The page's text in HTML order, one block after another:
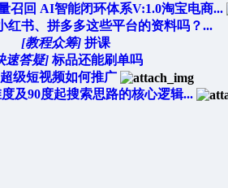
召回 AI智能闭环体系V:1.0淘宝电商...
红书、拼多多这些平台的资料吗？...
[教程众筹] 拼课
速答疑] 标品还能刷单吗
超级短视频如何推广
及90度起搜索思路的核心逻辑...